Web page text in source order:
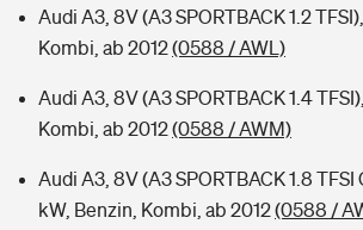
Audi A3, 8V (A3 SPORTBACK 1.2
Kombi, ab 2012(0588 / AWL)
Audi A3, 8V (A3 SPORTBACK 1.4
Kombi, ab 2012(0588 / AWM)
Audi A3, 8V (A3 SPORTBACK 1.8 TFSI
kW, Benzin, Kombi, ab 2012(0588 /